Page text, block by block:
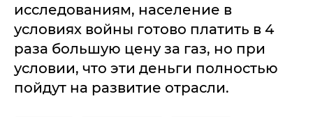
исследованиям, население в
условиях войны готово платить в 4
раза большую цену за газ, но при
условии, что эти деньги полностью
пойдут на развитие отрасли.